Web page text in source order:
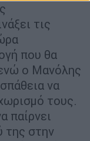
τις
που θα
ο Μανόλης
να
τους.
παίρνει
της στην